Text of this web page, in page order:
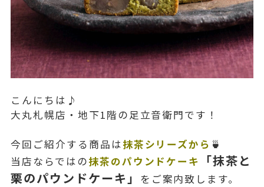
こんにちは♪
大丸札幌店・地下1階の足立音衛門です！
今回ご紹介する商品は抹茶シリーズから 🍵
当店ならではの抹茶のパウンドケーキ
「抹茶と
栗のパウンドケーキ」
をご案内致します。